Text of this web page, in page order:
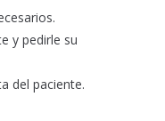
y pedirle su
del paciente.